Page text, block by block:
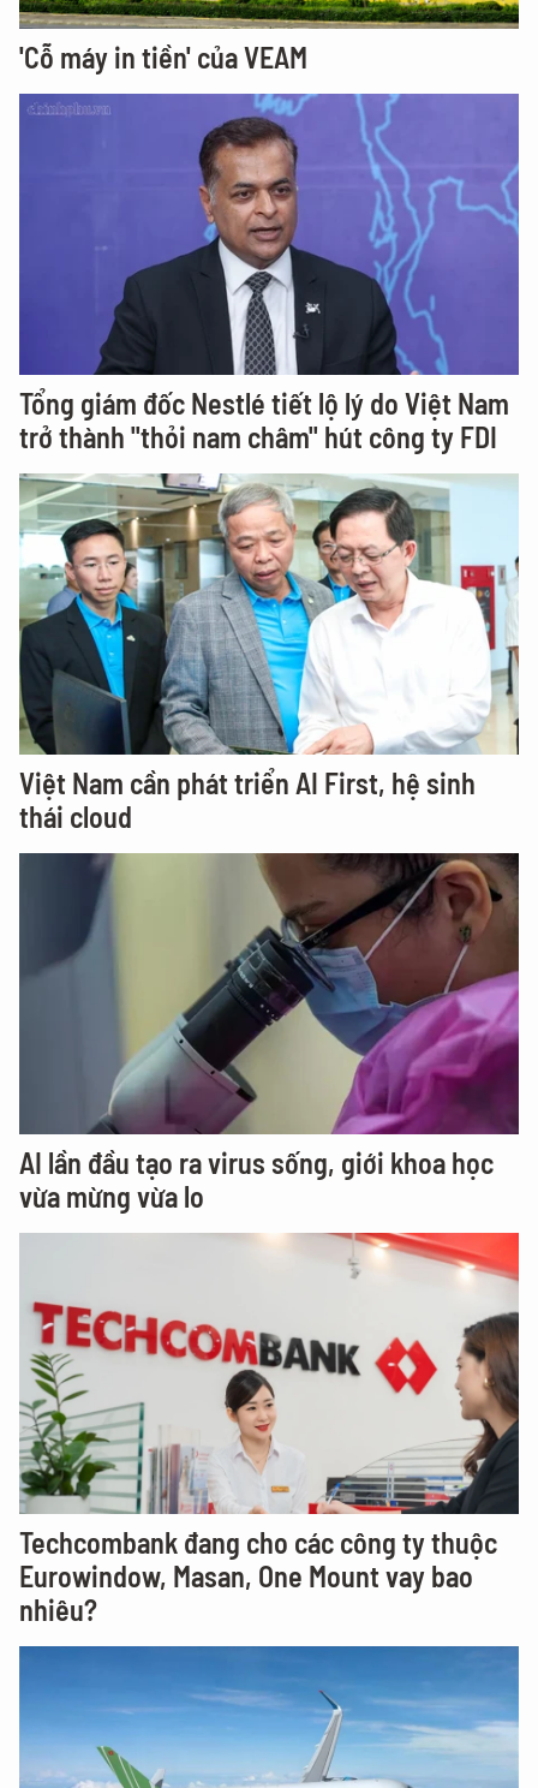
'Cỗ máy in tiền' của VEAM
Tổng giám đốc Nestlé tiết lộ lý do Việt Nam
trở thành "thỏi nam châm" hút công ty FDI
Việt Nam cần phát triển AI First, hệ sinh
thái cloud
AI lần đầu tạo ra virus sống, giới khoa học
vừa mừng vừa lo
Techcombank đang cho các công ty thuộc
Eurowindow, Masan, One Mount vay bao
nhiêu?